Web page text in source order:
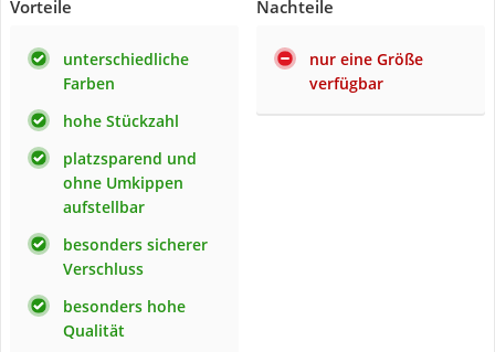
Vorteile
unterschiedliche
Farben
hohe Stückzahl
platzsparend und
ohne Umkippen
aufstellbar
besonders sicherer
Verschluss
besonders hohe
Qualität
Nachteile
nur eine Größe
verfügbar